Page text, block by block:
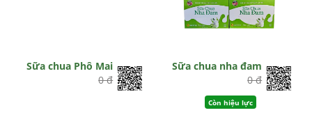
Sữa chua Phô Mai
0 đ
Sữa chua nha đam
0 đ
Còn hiệu lực